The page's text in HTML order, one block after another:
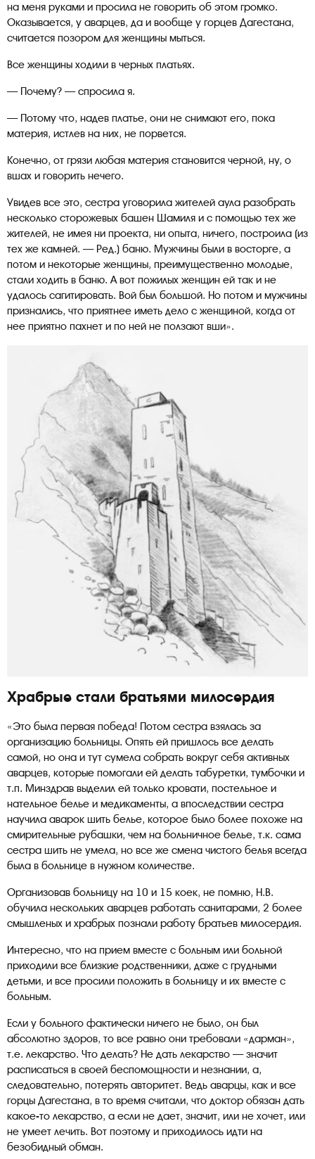
на меня руками и просила не говорить об этом громко.
Оказывается, у аварцев, да и вообще у горцев Дагестана,
считается позором для женщины мыться.
Все женщины ходили в черных платьях.
— Почему? — спросила я.
— Потому что, надев платье, они не снимают его, пока
материя, истлев на них, не порвется.
Конечно, от грязи любая материя становится черной, ну, о
вшах и говорить нечего.
Увидев все это, сестра уговорила жителей аула разобрать
несколько сторожевых башен Шамиля и с помощью тех же
жителей, не имея ни проекта, ни опыта, ничего, построила (из
тех же камней. — Ред.) баню. Мужчины были в восторге, а
потом и некоторые женщины, преимущественно молодые,
стали ходить в баню. А вот пожилых женщин ей так и не
удалось сагитировать. Вой был большой. Но потом и мужчины
признались, что приятнее иметь дело с женщиной, когда от
нее приятно пахнет и по ней не ползают вши».
Храбрые стали братьями милосердия
«Это была первая победа! Потом сестра взялась за
организацию больницы. Опять ей пришлось все делать
самой, но она и тут сумела собрать вокруг себя активных
аварцев, которые помогали ей делать табуретки, тумбочки и
т.п. Минздрав выделил ей только кровати, постельное и
нательное белье и медикаменты, а впоследствии сестра
научила аварок шить белье, которое было более похоже на
смирительные рубашки, чем на больничное белье, т.к. сама
сестра шить не умела, но все же смена чистого белья всегда
была в больнице в нужном количестве.
Организовав больницу на 10 и 15 коек, не помню, Н.В.
обучила нескольких аварцев работать санитарами, 2 более
смышленых и храбрых познали работу братьев милосердия.
Интересно, что на прием вместе с больным или больной
приходили все близкие родственники, даже с грудными
детьми, и все просили положить в больницу и их вместе с
больным.
Если у больного фактически ничего не было, он был
абсолютно здоров, то все равно они требовали «дарман»,
т.е. лекарство. Что делать? Не дать лекарство — значит
расписаться в своей беспомощности и незнании, а,
следовательно, потерять авторитет. Ведь аварцы, как и все
горцы Дагестана, в то время считали, что доктор обязан дать
какое-то лекарство, а если не дает, значит, или не хочет, или
не умеет лечить. Вот поэтому и приходилось идти на
безобидный обман.